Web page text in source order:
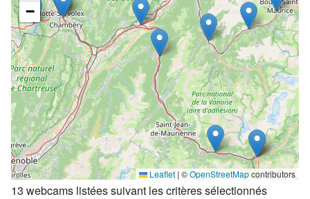
−
Leaflet | ©OpenStreetMapcontributors
13 webcams listées suivant les critères sélectionnés